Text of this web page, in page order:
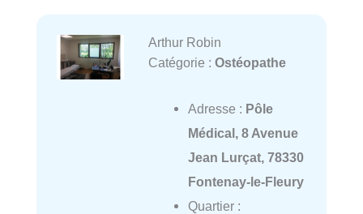
Arthur Robin
Catégorie : Ostéopathe
Adresse : Pôle
Médical, 8 Avenue
Jean Lurçat, 78330
Fontenay-le-Fleury
Quartier :